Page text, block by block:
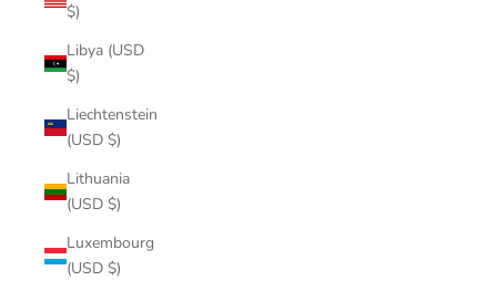
$)
Libya (USD
$)
Liechtenstein
(USD $)
Lithuania
(USD $)
Luxembourg
(USD $)